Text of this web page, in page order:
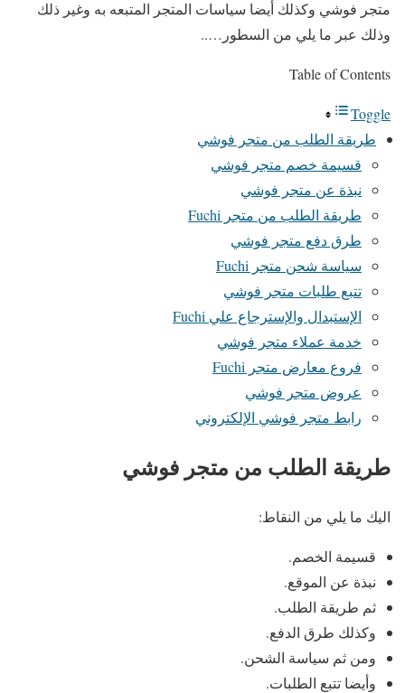
متجر فوشي وكذلك أيضا سياسات المتجر المتبعه به وغير ذلك
وذلك عبر ما يلي من السطور…..
Table of Contents
Toggle
طريقة الطلب من متجر فوشي
قسيمة خصم متجر فوشي
نبذة عن متجر فوشي
طريقة الطلب من متجر Fuchi
طرق دفع متجر فوشي
سياسة شحن متجر Fuchi
تتبع طلبات متجر فوشي
الإستبدال والإسترجاع علي Fuchi
خدمة عملاء متجر فوشي
فروع معارض متجر Fuchi
عروض متجر فوشي
رابط متجر فوشي الإلكتروني
طريقة الطلب من متجر فوشي
اليك ما يلي من النقاط:
قسيمة الخصم.
نبذة عن الموقع.
ثم طريقة الطلب.
وكذلك طرق الدفع.
ومن ثم سياسة الشحن.
وأيضا تتبع الطلبات.